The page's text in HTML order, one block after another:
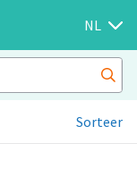
NL
Sorteer